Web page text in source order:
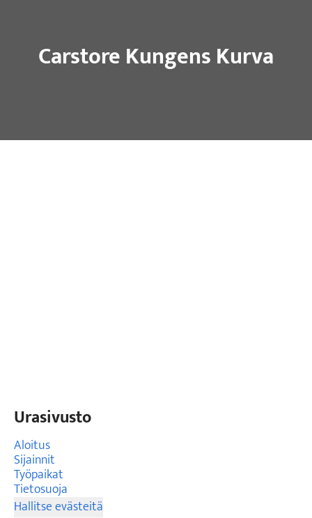
Carstore Kungens Kurva
Urasivusto
Aloitus
Sijainnit
Työpaikat
Tietosuoja
Hallitse evästeitä